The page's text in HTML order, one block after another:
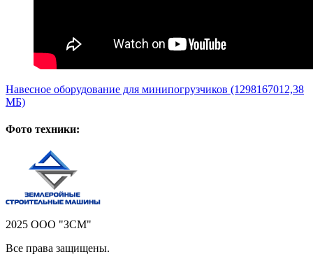
Навесное оборудование для минипогрузчиков (1298167012,38
МБ)
Фото техники:
2025 ООО "ЗСМ"
Все права защищены.